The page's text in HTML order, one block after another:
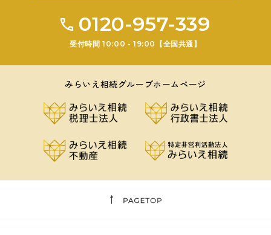
0120-957-339
受付時間 10:00 - 19:00【全国共通】
みらいえ相続グループホームページ